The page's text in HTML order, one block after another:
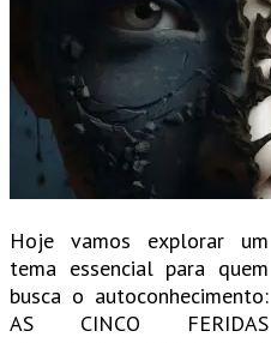
Hoje vamos explorar um
tema essencial para quem
busca o autoconhecimento:
AS CINCO FERIDAS